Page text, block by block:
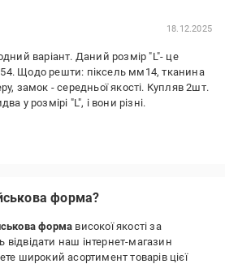
18.12.2025
варіант. Даний розмір "L"- це
Щодо решти: піксель мм14, тканина
замок - середньої якості. Купляв 2шт.
у розмірі "L", і вони різні.
форма?
форма високої якості за
наш інтернет-магазин
широкий асортимент товарів цієї